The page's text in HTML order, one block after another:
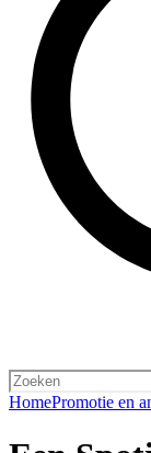
HomePromotie en